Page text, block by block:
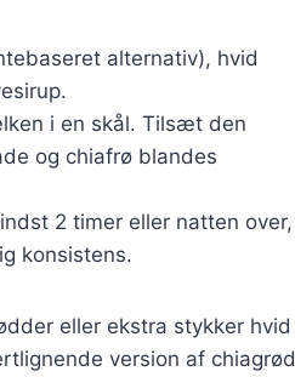
alternativ), hvid
i en skål. Tilsæt den
og chiafrø blandes
2 timer eller natten over,
konsistens.
eller ekstra stykker hvid
version af chiagrød